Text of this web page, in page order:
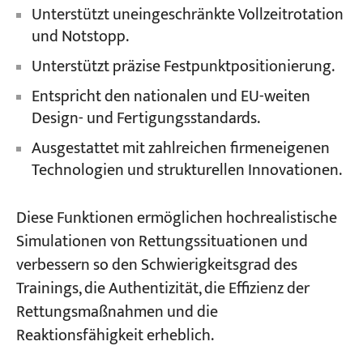
Unterstützt uneingeschränkte Vollzeitrotation
und Notstopp.
Unterstützt präzise Festpunktpositionierung.
Entspricht den nationalen und EU-weiten
Design- und Fertigungsstandards.
Ausgestattet mit zahlreichen firmeneigenen
Technologien und strukturellen Innovationen.
Diese Funktionen ermöglichen hochrealistische
Simulationen von Rettungssituationen und
verbessern so den Schwierigkeitsgrad des
Trainings, die Authentizität, die Effizienz der
Rettungsmaßnahmen und die
Reaktionsfähigkeit erheblich.